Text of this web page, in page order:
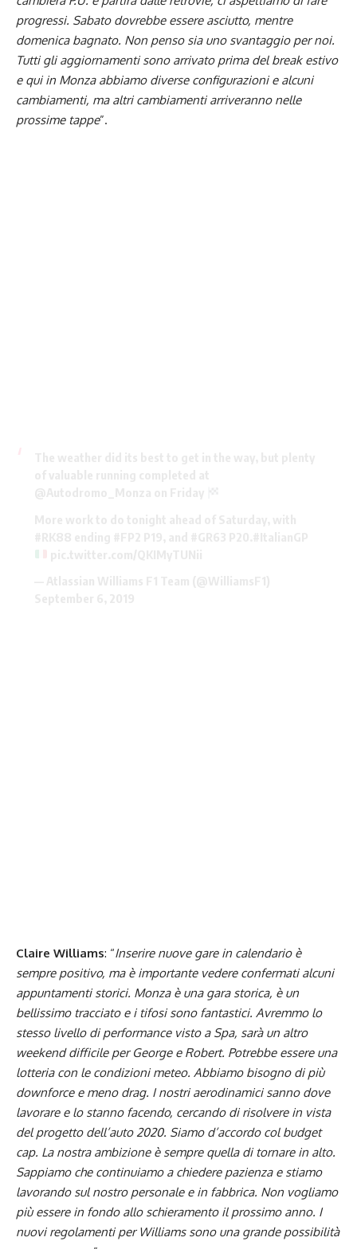
progressi. Sabato dovrebbe essere asciutto, mentre
domenica bagnato. Non penso sia uno svantaggio per noi.
Tutti gli aggiornamenti sono arrivato prima del break estivo
e qui in Monza abbiamo diverse configurazioni e alcuni
cambiamenti, ma altri cambiamenti arriveranno nelle
prossime tappe”.
Claire Williams: “Inserire nuove gare in calendario è
sempre positivo, ma è importante vedere confermati alcuni
appuntamenti storici. Monza è una gara storica, è un
bellissimo tracciato e i tifosi sono fantastici. Avremmo lo
stesso livello di performance visto a Spa, sarà un altro
weekend difficile per George e Robert. Potrebbe essere una
lotteria con le condizioni meteo. Abbiamo bisogno di più
downforce e meno drag. I nostri aerodinamici sanno dove
lavorare e lo stanno facendo, cercando di risolvere in vista
del progetto dell’auto 2020. Siamo d’accordo col budget
cap. La nostra ambizione è sempre quella di tornare in alto.
Sappiamo che continuiamo a chiedere pazienza e stiamo
lavorando sul nostro personale e in fabbrica. Non vogliamo
più essere in fondo allo schieramento il prossimo anno. I
nuovi regolamenti per Williams sono una grande possibilità